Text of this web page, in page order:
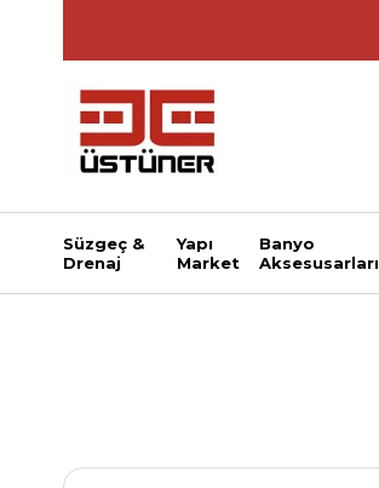
Süzgeç &
Drenaj
Yapı
Market
Banyo
Aksesusarları